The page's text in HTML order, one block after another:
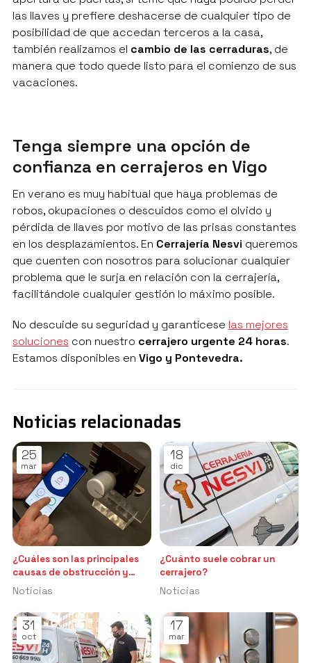
las llaves y prefiere deshacerse de cualquier tipo de
posibilidad de que accedan terceros a la casa,
también realizamos el cambio de las cerraduras, de
manera que todo quede listo para el comienzo de sus
vacaciones.
Tenga siempre una opción de
confianza en cerrajeros en Vigo
En verano es muy habitual que haya problemas de
robos, okupaciones o descuidos como el olvido y
pérdida de llaves por motivo de las prisas constantes
en los desplazamientos. En Cerrajería Nesvi queremos
que cuenten con nosotros para solucionar cualquier
problema que le surja en relación con la cerrajería,
facilitándole cualquier gestión lo máximo posible.
No descuide su seguridad y garantícese las mejores
soluciones con nuestro cerrajero urgente 24 horas.
Estamos disponibles en Vigo y Pontevedra.
Noticias relacionadas
25
mar
¿Cuáles son las principales
causas de obstrucción y
avería de los abrepuertas
Noticias
18
dic
¿Cuánto suele cobrar un
cerrajero?
Noticias
31
oct
17
mar